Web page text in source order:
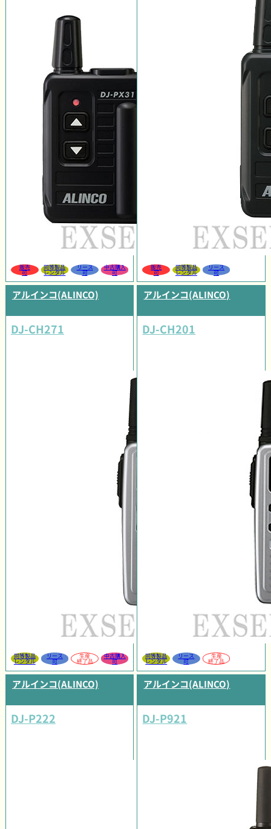
販売
可
同等製品
レンタル
リース
可
中古購入
可
販売
可
同等製品
レンタル
リース
可
アルインコ(ALINCO)
DJ-CH271
同等製品
レンタル
リース
可
生産
終了品
中古購入
可
アルインコ(ALINCO)
DJ-CH201
同等製品
レンタル
リース
可
生産
終了品
アルインコ(ALINCO)
DJ-P222
アルインコ(ALINCO)
DJ-P921